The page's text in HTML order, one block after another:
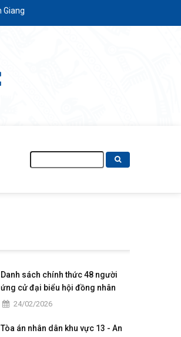
kiếm
Danh sách chính thức 48 người
ứng cử đại biểu hội đồng nhân
dân của phường Châu Đốc nhiệm
24/02/2026
Tòa án nhân dân khu vực 13 - An